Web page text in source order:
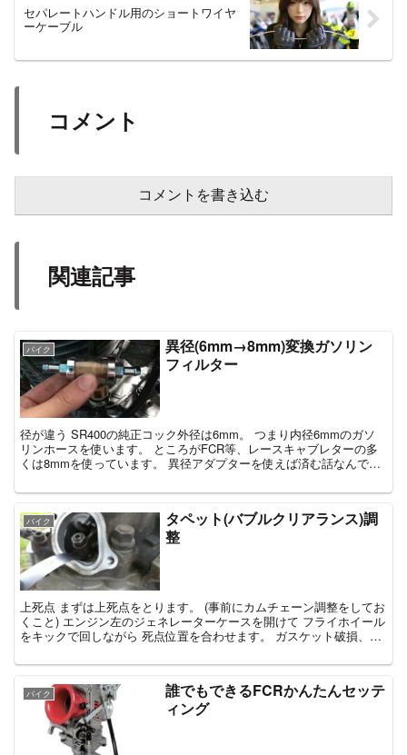
セパレートハンドル用のショートワイヤ
ーケーブル
コメント
コメントを書き込む
関連記事
バイク
異径(6mm→8mm)変換ガソリン
フィルター
径が違う SR400の純正コック外径は6mm。 つまり内径6mmのガソ
リンホースを使います。 ところがFCR等、レースキャブレターの多
くは8mmを使っています。 異径アダプターを使えば済む話なんです
バイク
タペット(バブルクリアランス)調
整
上死点 まずは上死点をとります。 (事前にカムチェーン調整をしてお
くこと) エンジン左のジェネレーターケースを開けて フライホイール
をキックで回しながら 死点位置を合わせます。 ガスケット破損、要
バイク
誰でもできるFCRかんたんセッテ
ィング